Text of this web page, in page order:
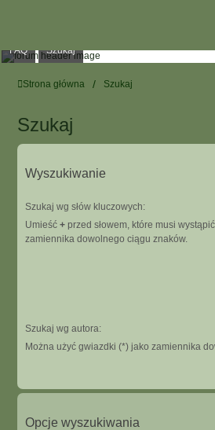
FAQ Szukaj
Strona główna Szukaj
Szukaj
Wyszukiwanie
Szukaj wg słów kluczowych:
Umieść + przed słowem, które musi
zamiennika dowolnego ciągu znaków.
Szukaj wg autora:
Można użyć gwiazdki (*) jako zamiennika
Opcje wyszukiwania